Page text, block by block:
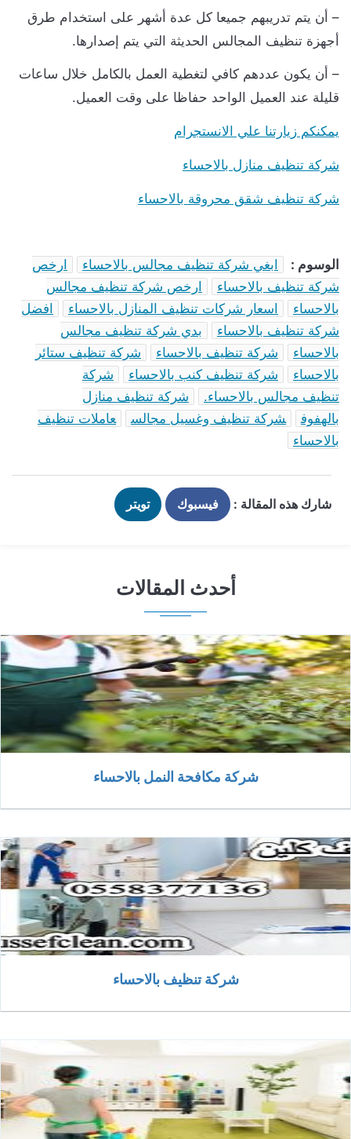
أن يتم تدريبهم جميعا كل عدة أشهر على استخدام طرق
تنظيف المجالس الحديثة التي يتم إصدارها.
أن يكون عددهم كافي لتغطية العمل بالكامل خلال ساعات
عند العميل الواحد حفاظا على وقت العميل.
زيارتنا علي الانستجرام
تنظيف منازل بالاحساء
تنظيف شقق محروقة بالاحساء
: ابغي شركة تنظيف مجالس بالاحساء
ارخص
تنظيف بالاحساء
ارخص شركة تنظيف مجالس
اسعار شركات تنظيف المنازل بالاحساء
افضل
تنظيف بالاحساء
بدي شركة تنظيف مجالس
شركة تنظيف بالاحساء
شركة تنظيف ستائر
شركة تنظيف كنب بالاحساء
شركة
مجالس بالاحساء.
شركة تنظيف منازل
شركة تنظيف وغسيل مجالس
عاملات تنظيف
شارك هذه المقالة : فيسبوك تويتر
أحدث المقالات
شركة مكافحة النمل بالاحساء
شركة تنظيف بالاحساء